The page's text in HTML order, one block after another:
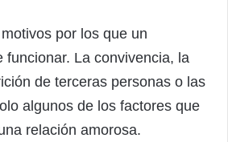
por los que un
funcionar. La convivencia, la
de terceras personas o las
algunos de los factores que
relación amorosa.